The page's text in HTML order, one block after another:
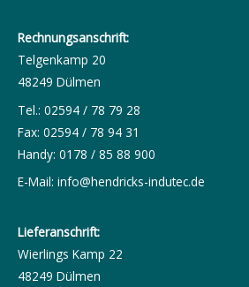
Rechnungsanschrift:
Telgenkamp 20
48249 Dülmen
Tel.: 02594 / 78 79 28
Fax: 02594 / 78 94 31
Handy: 0178 / 85 88 900
E-Mail: info@hendricks-indutec.de
Lieferanschrift:
Wierlings Kamp 22
48249 Dülmen